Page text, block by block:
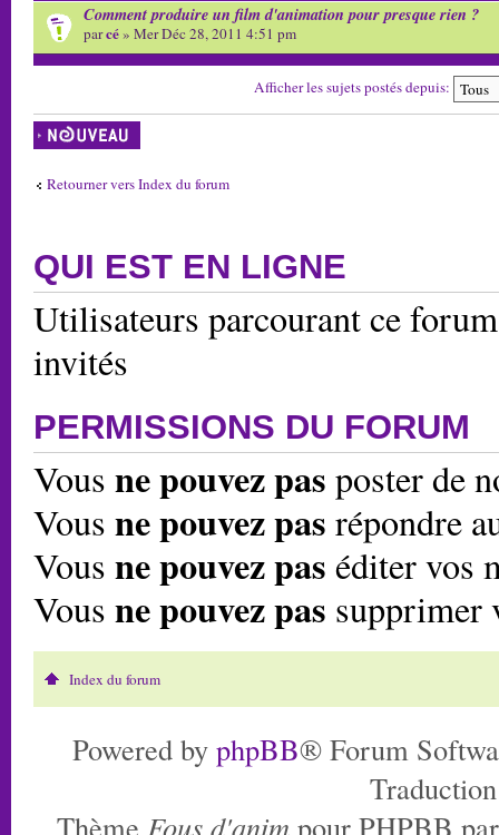
Comment produire un film d'animation pour presque rien ?
parcé» Mer Déc 28, 2011 4:51 pm
Afficher les sujets postés depuis:
Écrire un nouveau
sujet
Retourner vers Index du forum
QUI EST EN LIGNE
Utilisateurs parcourant ce
invités
PERMISSIONS DU FORUM
Vous ne pouvez pas poster de
Vous ne pouvez pas répondre
Vous ne pouvez pas éditer vos
Vous ne pouvez pas supprimer
Index du forum
Powered by phpBB® Forum
Thème Fous d'anim pour PHPBB